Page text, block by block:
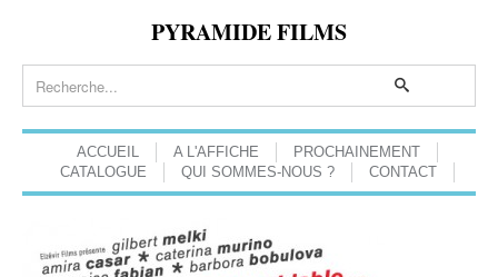
PYRAMIDE FILMS
ACCUEIL A L'AFFICHE
PROCHAINEMENT
CATALOGUE
QUI SOMMES-NOUS ? CONTACT